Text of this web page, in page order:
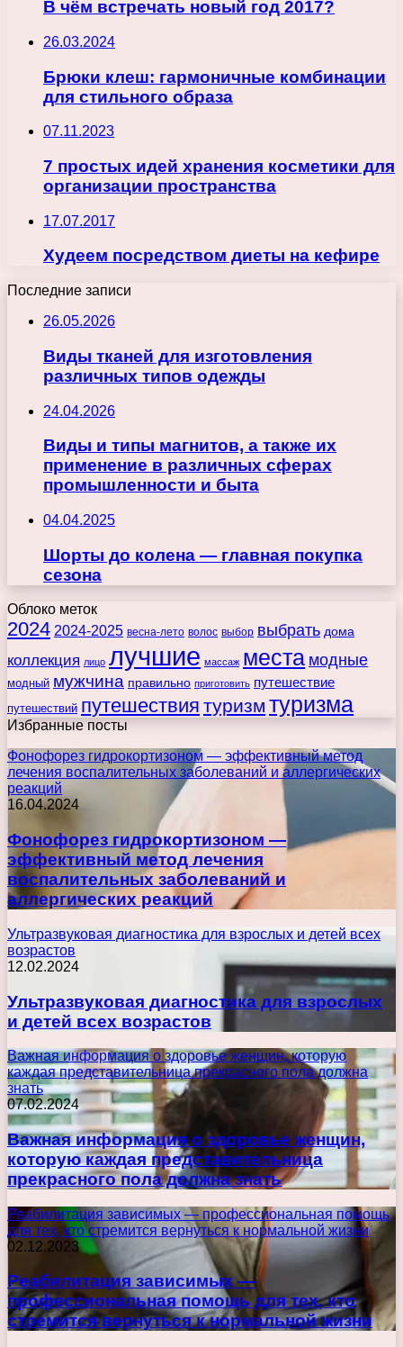
В чём встречать новый год 2017?
26.03.2024
Брюки клеш: гармоничные комбинации
для стильного образа
07.11.2023
7 простых идей хранения косметики для
организации пространства
17.07.2017
Худеем посредством диеты на кефире
Последние записи
26.05.2026
Виды тканей для изготовления
различных типов одежды
24.04.2026
Виды и типы магнитов, а также их
применение в различных сферах
промышленности и быта
04.04.2025
Шорты до колена — главная покупка
сезона
Облоко меток
2024 2024-2025 весна-лето волос выбор выбрать дома
коллекция лицо лучшие массаж места модные
модный мужчина правильно приготовить путешествие
путешествий путешествия туризм туризма
Избранные посты
Фонофорез гидрокортизоном — эффективный метод
лечения воспалительных заболеваний и аллергических
реакций
16.04.2024
Фонофорез гидрокортизоном —
эффективный метод лечения
воспалительных заболеваний и
аллергических реакций
Ультразвуковая диагностика для взрослых и детей всех
возрастов
12.02.2024
Ультразвуковая диагностика для взрослых
и детей всех возрастов
Важная информация о здоровье женщин, которую
каждая представительница прекрасного пола должна
знать
07.02.2024
Важная информация о здоровье женщин,
которую каждая представительница
прекрасного пола должна знать
Реабилитация зависимых — профессиональная помощь
для тех, кто стремится вернуться к нормальной жизни
02.12.2023
Реабилитация зависимых —
профессиональная помощь для тех, кто
стремится вернуться к нормальной жизни